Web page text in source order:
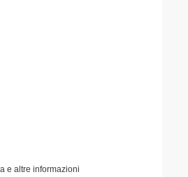
e altre informazioni